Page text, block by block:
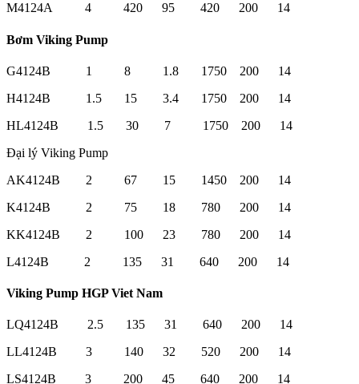
M4124A 4 420 95 420 200 14
Bơm Viking Pump
G4124B 1 8 1.8 1750 200 14
H4124B 1.5 15 3.4 1750 200 14
HL4124B 1.5 30 7 1750 200 14
Đại lý Viking Pump
AK4124B 2 67 15 1450 200 14
K4124B 2 75 18 780 200 14
KK4124B 2 100 23 780 200 14
L4124B 2 135 31 640 200 14
Viking Pump HGP Viet Nam
LQ4124B 2.5 135 31 640 200 14
LL4124B 3 140 32 520 200 14
LS4124B 3 200 45 640 200 14